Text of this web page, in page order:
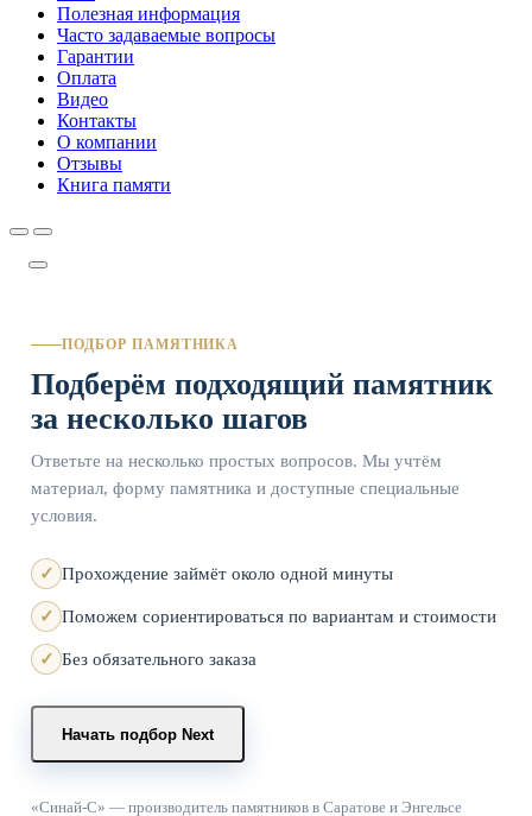
Полезная информация
Часто задаваемые вопросы
Гарантии
Оплата
Видео
Контакты
О компании
Отзывы
Книга памяти
ПОДБОР ПАМЯТНИКА
Подберём подходящий памятник
за несколько шагов
Ответьте на несколько простых вопросов. Мы учтём
материал, форму памятника и доступные специальные
условия.
Прохождение займёт около одной минуты
Поможем сориентироваться по вариантам и стоимости
Без обязательного заказа
Начать подбор Next
«Синай-С» — производитель памятников в Саратове и Энгельсе